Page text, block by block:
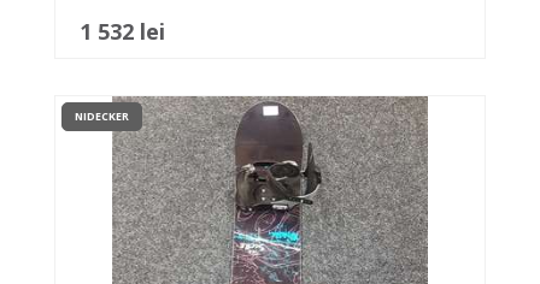
1 532 lei
NIDECKER